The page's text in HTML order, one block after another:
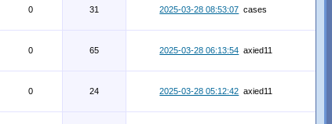
0
31 2025-03-28 08:53:07 cases
0
65 2025-03-28 06:13:54 axied11
0 24 2025-03-28 05:12:42 axied11